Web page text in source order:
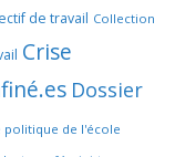
de travail Collection
Crise
Dossier
politique de l'école